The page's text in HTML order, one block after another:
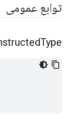
توابع عمومی
Type